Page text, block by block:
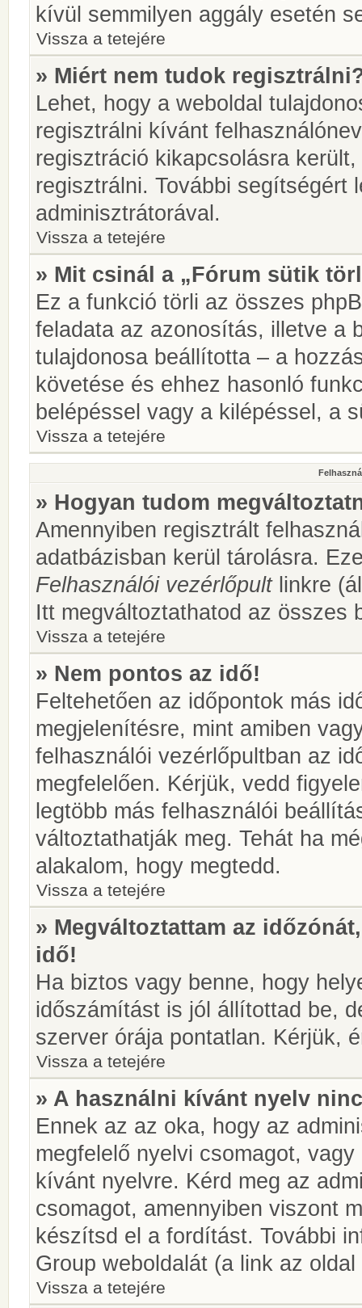
kívül semmilyen aggály esetén
Vissza a tetejére
» Miért nem tudok
Lehet, hogy a weboldal
regisztrálni kívánt
regisztráció kikapcsolásra
regisztrálni. További segítségért
adminisztrátorával.
Vissza a tetejére
» Mit csinál a „Fórum sütik
Ez a funkció törli az összes
feladata az azonosítás, illetve a
tulajdonosa beállította – a
követése és ehhez hasonló
belépéssel vagy a kilépéssel, a
Vissza a tetejére
» Hogyan tudom
Amennyiben regisztrált
adatbázisban kerül tárolásra.
Felhasználói vezérlőpultlinkre
Itt megváltoztathatod az összes
Vissza a tetejére
» Nem pontos az idő!
Feltehetően az időpontok más
megjelenítésre, mint amiben
felhasználói vezérlőpultban az
megfelelően. Kérjük, vedd
legtöbb más felhasználói
változtathatják meg. Tehát ha
alakalom, hogy megtedd.
Vissza a tetejére
» Megváltoztattam az
idő!
Ha biztos vagy benne, hogy
időszámítást is jól állítottad be,
szerver órája pontatlan. Kérjük,
Vissza a tetejére
» A használni kívánt nyelv
Ennek az az oka, hogy az
megfelelő nyelvi csomagot,
kívánt nyelvre. Kérd meg az
csomagot, amennyiben viszont
készítsd el a fordítást. További
Group weboldalát (a link az
Vissza a tetejére